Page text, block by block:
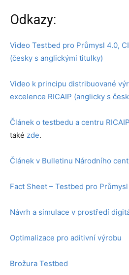
Odkazy:
Video Testbed pro Průmysl 4.0,
(česky s anglickými titulky)
Video k principu distribuované
excelence RICAIP (anglicky s
Článek o testbedu a centru
také zde.
Článek v Bulletinu Národního
Fact Sheet – Testbed pro
Návrh a simulace v prostředí
Optimalizace pro aditivní výrobu
Brožura Testbed